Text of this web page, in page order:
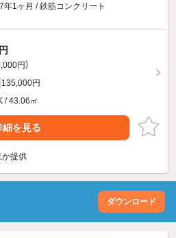
年1ヶ月 / 鉄筋コンクリート
円）
135,000円
/ 43.06㎡
細を見る
か提供
ダウンロード